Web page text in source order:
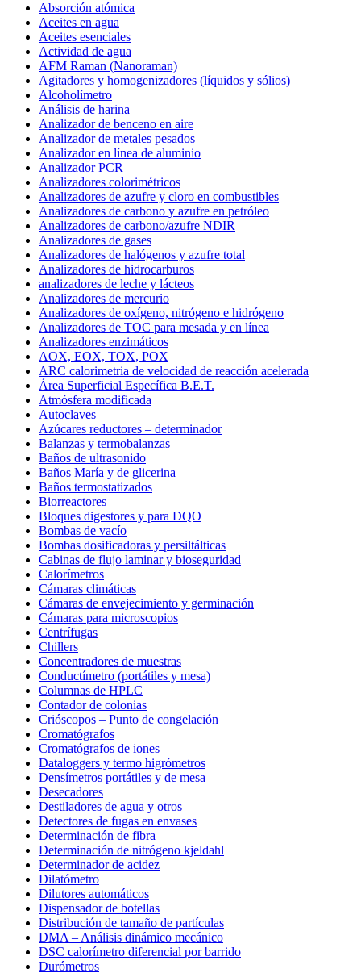
Absorción atómica
Aceites en agua
Aceites esenciales
Actividad de agua
AFM Raman (Nanoraman)
Agitadores y homogenizadores (líquidos y sólios)
Alcoholímetro
Análisis de harina
Analizador de benceno en aire
Analizador de metales pesados
Analizador en línea de aluminio
Analizador PCR
Analizadores colorimétricos
Analizadores de azufre y cloro en combustibles
Analizadores de carbono y azufre en petróleo
Analizadores de carbono/azufre NDIR
Analizadores de gases
Analizadores de halógenos y azufre total
Analizadores de hidrocarburos
analizadores de leche y lácteos
Analizadores de mercurio
Analizadores de oxígeno, nitrógeno e hidrógeno
Analizadores de TOC para mesada y en línea
Analizadores enzimáticos
AOX, EOX, TOX, POX
ARC calorimetria de velocidad de reacción acelerada
Área Superficial Específica B.E.T.
Atmósfera modificada
Autoclaves
Azúcares reductores – determinador
Balanzas y termobalanzas
Baños de ultrasonido
Baños María y de glicerina
Baños termostatizados
Biorreactores
Bloques digestores y para DQO
Bombas de vacío
Bombas dosificadoras y persiltálticas
Cabinas de flujo laminar y bioseguridad
Calorímetros
Cámaras climáticas
Cámaras de envejecimiento y germinación
Cámaras para microscopios
Centrífugas
Chillers
Concentradores de muestras
Conductímetro (portátiles y mesa)
Columnas de HPLC
Contador de colonias
Crióscopos – Punto de congelación
Cromatógrafos
Cromatógrafos de iones
Dataloggers y termo higrómetros
Densímetros portátiles y de mesa
Desecadores
Destiladores de agua y otros
Detectores de fugas en envases
Determinación de fibra
Determinación de nitrógeno kjeldahl
Determinador de acidez
Dilatómetro
Dilutores automáticos
Dispensador de botellas
Distribución de tamaño de partículas
DMA – Análisis dinámico mecánico
DSC calorímetro diferencial por barrido
Durómetros